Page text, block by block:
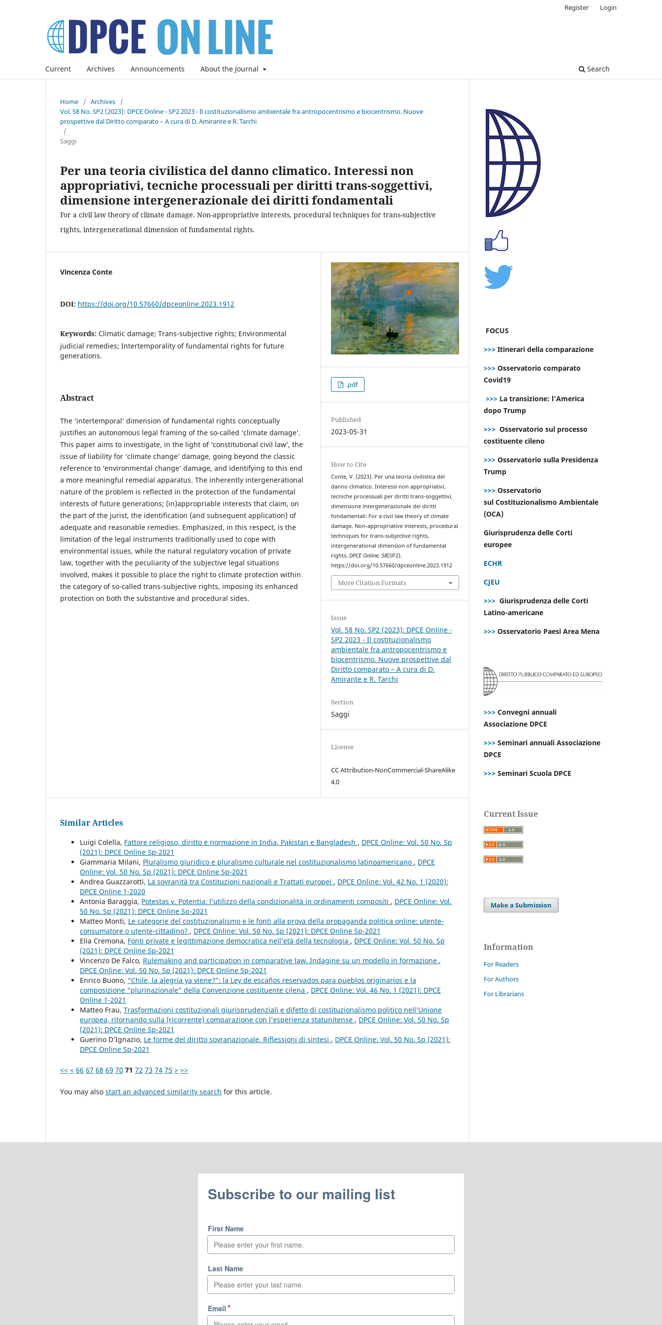
Current Archives Announcements About the Journal Search
Register Login
Home / Archives
/
Vol. 58 No. SP2 (2023): DPCE Online - SP2 2023 - Il costituzionalismo ambientale fra antropocentrismo e biocentrismo. Nuove
prospettive dal Diritto comparato – A cura di D. Amirante e R. Tarchi
/
Saggi
Per una teoria civilistica del danno climatico. Interessi non
appropriativi, tecniche processuali per diritti trans-soggettivi,
dimensione intergenerazionale dei diritti fondamentali
For a civil law theory of climate damage. Non-appropriative interests, procedural techniques for trans-subjective
rights, intergenerational dimension of fundamental rights.
Vincenza Conte
DOI: https://doi.org/10.57660/dpceonline.2023.1912
Keywords: Climatic damage; Trans-subjective rights; Environmental
judicial remedies; Intertemporality of fundamental rights for future
generations.
Abstract
The ‘intertemporal’ dimension of fundamental rights conceptually
justifies an autonomous legal framing of the so-called ‘climate damage’.
This paper aims to investigate, in the light of ‘constitutional civil law’, the
issue of liability for ‘climate change’ damage, going beyond the classic
reference to ‘environmental change’ damage, and identifying to this end
a more meaningful remedial apparatus. The inherently intergenerational
nature of the problem is reflected in the protection of the fundamental
interests of future generations; (in)appropriable interests that claim, on
the part of the jurist, the identification (and subsequent application) of
adequate and reasonable remedies. Emphasized, in this respect, is the
limitation of the legal instruments traditionally used to cope with
environmental issues, while the natural regulatory vocation of private
law, together with the peculiarity of the subjective legal situations
involved, makes it possible to place the right to climate protection within
the category of so-called trans-subjective rights, imposing its enhanced
protection on both the substantive and procedural sides.
.pdf
Published
2023-05-31
How to Cite
Conte, V. (2023). Per una teoria civilistica del
danno climatico. Interessi non appropriativi,
tecniche processuali per diritti trans-soggettivi,
dimensione intergenerazionale dei diritti
fondamentali: For a civil law theory of climate
damage. Non-appropriative interests, procedural
techniques for trans-subjective rights,
intergenerational dimension of fundamental
rights.DPCE Online,58(SP2).
https://doi.org/10.57660/dpceonline.2023.1912
More Citation Formats
Issue
Vol. 58 No. SP2 (2023): DPCE Online -
SP2 2023 - Il costituzionalismo
ambientale fra antropocentrismo e
biocentrismo. Nuove prospettive dal
Diritto comparato – A cura di D.
Amirante e R. Tarchi
Section
Saggi
License
CC Attribution-NonCommercial-ShareAlike
4.0
Similar Articles
Luigi Colella, Fattore religioso, diritto e normazione in India, Pakistan e Bangladesh , DPCE Online: Vol. 50 No. Sp
(2021): DPCE Online Sp-2021
Giammaria Milani, Pluralismo giuridico e pluralismo culturale nel costituzionalismo latinoamericano , DPCE
Online: Vol. 50 No. Sp (2021): DPCE Online Sp-2021
Andrea Guazzarotti, La sovranità tra Costituzioni nazionali e Trattati europei , DPCE Online: Vol. 42 No. 1 (2020):
DPCE Online 1-2020
Antonia Baraggia, Potestas v. Potentia: l’utilizzo della condizionalità in ordinamenti compositi , DPCE Online: Vol.
50 No. Sp (2021): DPCE Online Sp-2021
Matteo Monti, Le categorie del costituzionalismo e le fonti alla prova della propaganda politica online: utente-
consumatore o utente-cittadino? , DPCE Online: Vol. 50 No. Sp (2021): DPCE Online Sp-2021
Elia Cremona, Fonti private e legittimazione democratica nell’età della tecnologia , DPCE Online: Vol. 50 No. Sp
(2021): DPCE Online Sp-2021
Vincenzo De Falco, Rulemaking and participation in comparative law. Indagine su un modello in formazione ,
DPCE Online: Vol. 50 No. Sp (2021): DPCE Online Sp-2021
Enrico Buono, “Chile, la alegría ya viene?”: la Ley de escaños reservados para pueblos originarios e la
composizione “plurinazionale” della Convenzione costituente cilena , DPCE Online: Vol. 46 No. 1 (2021): DPCE
Online 1-2021
Matteo Frau, Trasformazioni costituzionali giurisprudenziali e difetto di costituzionalismo politico nell’Unione
europea, ritornando sulla (ricorrente) comparazione con l’esperienza statunitense , DPCE Online: Vol. 50 No. Sp
(2021): DPCE Online Sp-2021
Guerino D’Ignazio, Le forme del diritto sovranazionale. Riflessioni di sintesi , DPCE Online: Vol. 50 No. Sp (2021):
DPCE Online Sp-2021
<< < 66 67 68 69 70 71 72 73 74 75 > >>
You may also start an advanced similarity search for this article.
FOCUS
>>> Itinerari della comparazione
>>> Osservatorio comparato
Covid19
>>> La transizione: l’America
dopo Trump
>>> Osservatorio sul processo
costituente cileno
>>> Osservatorio sulla Presidenza
Trump
>>> Osservatorio
sul Costituzionalismo Ambientale
(OCA)
Giurisprudenza delle Corti
europee
ECHR
CJEU
>>> Giurisprudenza delle Corti
Latino-americane
>>> Osservatorio Paesi Area Mena
>>> Convegni annuali
Associazione DPCE
>>> Seminari annuali Associazione
DPCE
>>> Seminari Scuola DPCE
Current Issue
Make a Submission
Information
For Readers
For Authors
For Librarians